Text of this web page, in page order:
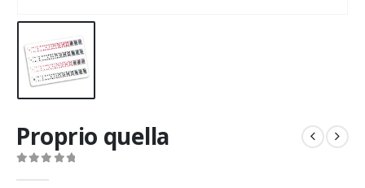
Proprio quella